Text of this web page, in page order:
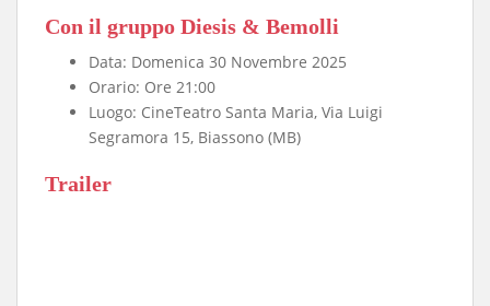
Con il gruppo Diesis & Bemolli
Data: Domenica 30 Novembre 2025
Orario: Ore 21:00
Luogo: CineTeatro Santa Maria, Via Luigi
Segramora 15, Biassono (MB)
Trailer